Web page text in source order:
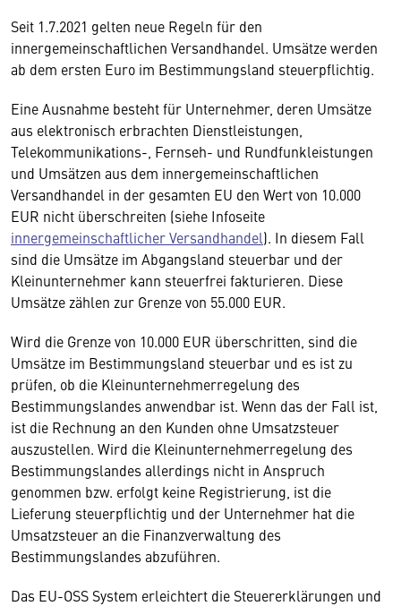
Seit 1.7.2021 gelten neue Regeln für den
innergemeinschaftlichen Versandhandel. Umsätze werden
ab dem ersten Euro im Bestimmungsland steuerpflichtig.
Eine Ausnahme besteht für Unternehmer, deren Umsätze
aus elektronisch erbrachten Dienstleistungen,
Telekommunikations-, Fernseh- und Rundfunkleistungen
und Umsätzen aus dem innergemeinschaftlichen
Versandhandel in der gesamten EU den Wert von 10.000
EUR nicht überschreiten (siehe Infoseite
innergemeinschaftlicher Versandhandel). In diesem Fall
sind die Umsätze im Abgangsland steuerbar und der
Kleinunternehmer kann steuerfrei fakturieren. Diese
Umsätze zählen zur Grenze von 55.000 EUR.
Wird die Grenze von 10.000 EUR überschritten, sind die
Umsätze im Bestimmungsland steuerbar und es ist zu
prüfen, ob die Kleinunternehmerregelung des
Bestimmungslandes anwendbar ist. Wenn das der Fall ist,
ist die Rechnung an den Kunden ohne Umsatzsteuer
auszustellen. Wird die Kleinunternehmerregelung des
Bestimmungslandes allerdings nicht in Anspruch
genommen bzw. erfolgt keine Registrierung, ist die
Lieferung steuerpflichtig und der Unternehmer hat die
Umsatzsteuer an die Finanzverwaltung des
Bestimmungslandes abzuführen.
Das EU-OSS System erleichtert die Steuererklärungen und